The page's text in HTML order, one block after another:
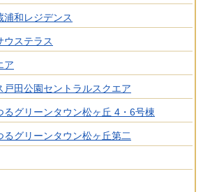
浦和レジデンス
ウステラス
ア
戸田公園セントラルスクエア
るグリーンタウン松ヶ丘 4・6号棟
るグリーンタウン松ヶ丘第二